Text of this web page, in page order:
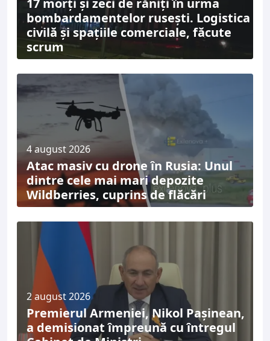
17 morți și zeci de răniți în urma
bombardamentelor rusești. Logistica
civilă și spațiile comerciale, făcute
scrum
4 august 2026
Atac masiv cu drone în Rusia: Unul
dintre cele mai mari depozite
Wildberries, cuprins de flăcări
2 august 2026
Premierul Armeniei, Nikol Pașinean,
a demisionat împreună cu întregul